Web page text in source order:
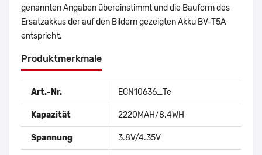
genannten Angaben übereinstimmt und die Bauform des
Ersatzakkus der auf den Bildern gezeigten Akku BV-T5A
entspricht.
Produktmerkmale
Art.-Nr. ECN10636_Te
Kapazität 2220MAH/8.4WH
Spannung 3.8V/4.35V